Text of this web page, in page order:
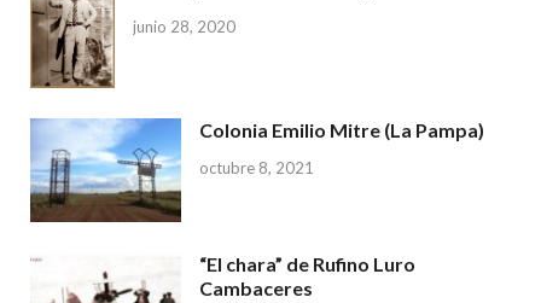
junio 28, 2020
Colonia Emilio Mitre (La Pampa)
octubre 8, 2021
“El chara” de Rufino Luro
Cambaceres